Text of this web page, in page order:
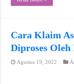
Cara Klaim
Diproses Oleh
Agustus 19, 2022